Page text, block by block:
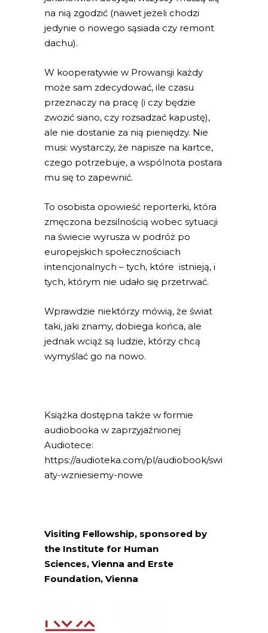
na nią zgodzić (nawet jeżeli chodzi
jedynie o nowego sąsiada czy remont
dachu).
W kooperatywie w Prowansji każdy
może sam zdecydować, ile czasu
przeznaczy na pracę (i czy będzie
zwozić siano, czy rozsadzać kapustę),
ale nie dostanie za nią pieniędzy. Nie
musi: wystarczy, że napisze na kartce,
czego potrzebuje, a wspólnota postara
mu się to zapewnić.
To osobista opowieść reporterki, która
zmęczona bezsilnością wobec sytuacji
na świecie wyrusza w podróż po
europejskich społecznościach
intencjonalnych – tych, które istnieją, i
tych, którym nie udało się przetrwać.
Wprawdzie niektórzy mówią, że świat
taki, jaki znamy, dobiega końca, ale
jednak wciąż są ludzie, którzy chcą
wymyślać go na nowo.
Książka dostępna także w formie
audiobooka w zaprzyjaźnionej
Audiotece:
https://audioteka.com/pl/audiobook/swi
aty-wzniesiemy-nowe
Visiting Fellowship, sponsored by
the Institute for Human
Sciences, Vienna and Erste
Foundation, Vienna